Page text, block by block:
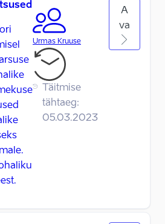
Urmas Kruuse
Täitmise
tähtaeg:
05.03.2023
A
va